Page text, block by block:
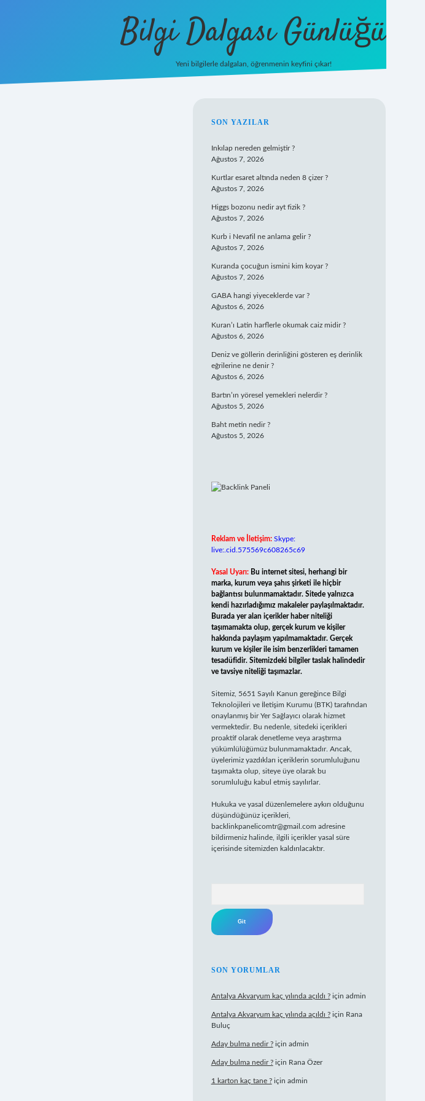
Bilgi Dalgası Günlüğü
Yeni bilgilerle dalgalan, öğrenmenin keyfini çıkar!
SIDEBAR
SON YAZILAR
Inkılap nereden gelmiştir ?
Ağustos 7, 2026
Kurtlar esaret altında neden 8 çizer ?
Ağustos 7, 2026
Higgs bozonu nedir ayt fizik ?
Ağustos 7, 2026
Kurb i Nevafil ne anlama gelir ?
Ağustos 7, 2026
Kuranda çocuğun ismini kim koyar ?
Ağustos 7, 2026
GABA hangi yiyeceklerde var ?
Ağustos 6, 2026
Kuran’ı Latin harflerle okumak caiz midir ?
Ağustos 6, 2026
Deniz ve göllerin derinliğini gösteren eş derinlik
eğrilerine ne denir ?
Ağustos 6, 2026
Bartın’ın yöresel yemekleri nelerdir ?
Ağustos 5, 2026
Baht metin nedir ?
Ağustos 5, 2026
Reklam ve İletişim: Skype:
live:.cid.575569c608265c69
Yasal Uyarı: Bu internet sitesi, herhangi bir
marka, kurum veya şahıs şirketi ile hiçbir
bağlantısı bulunmamaktadır. Sitede yalnızca
kendi hazırladığımız makaleler paylaşılmaktadır.
Burada yer alan içerikler haber niteliği
taşımamakta olup, gerçek kurum ve kişiler
hakkında paylaşım yapılmamaktadır. Gerçek
kurum ve kişiler ile isim benzerlikleri tamamen
tesadüfidir. Sitemizdeki bilgiler taslak halindedir
ve tavsiye niteliği taşımazlar.
Sitemiz, 5651 Sayılı Kanun gereğince Bilgi
Teknolojileri ve İletişim Kurumu (BTK) tarafından
onaylanmış bir Yer Sağlayıcı olarak hizmet
vermektedir. Bu nedenle, sitedeki içerikleri
proaktif olarak denetleme veya araştırma
yükümlülüğümüz bulunmamaktadır. Ancak,
üyelerimiz yazdıkları içeriklerin sorumluluğunu
taşımakta olup, siteye üye olarak bu
sorumluluğu kabul etmiş sayılırlar.
Hukuka ve yasal düzenlemelere aykırı olduğunu
düşündüğünüz içerikleri,
backlinkpanelicomtr@gmail.com adresine
bildirmeniz halinde, ilgili içerikler yasal süre
içerisinde sitemizden kaldırılacaktır.
SON YORUMLAR
Antalya Akvaryum kaç yılında açıldı ?için admin
Antalya Akvaryum kaç yılında açıldı ?için Rana
Buluç
Aday bulma nedir ?için admin
Aday bulma nedir ?için Rana Özer
1 karton kaç tane ?için admin